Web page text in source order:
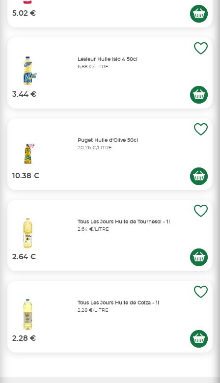
5.02 €
Lesieur Huile Isio 4 50cl
6,88 €/LITRE
3.44 €
Puget Huile d'Olive 50cl
20,76 €/LITRE
10.38 €
Tous Les Jours Huile de Tournesol - 1l
2,64 €/LITRE
2.64 €
Tous Les Jours Huile de Colza - 1l
2,28 €/LITRE
2.28 €